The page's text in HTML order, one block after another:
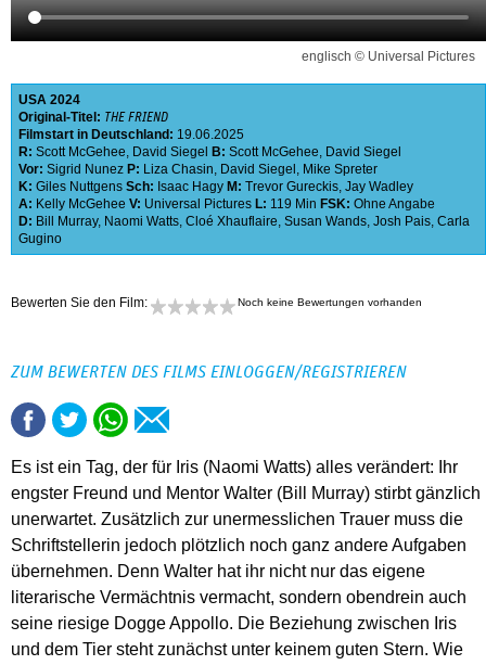
englisch © Universal Pictures
USA 2024
Original-Titel: THE FRIEND
Filmstart in Deutschland: 19.06.2025
R: Scott McGehee, David Siegel B: Scott McGehee, David Siegel
Vor: Sigrid Nunez P: Liza Chasin, David Siegel , Mike Spreter
K: Giles Nuttgens Sch: Isaac Hagy M: Trevor Gureckis, Jay Wadley
A: Kelly McGehee V: Universal Pictures L: 119 Min FSK: Ohne Angabe
D: Bill Murray, Naomi Watts, Cloé Xhauflaire, Susan Wands, Josh Pais, Carla
Gugino
Bewerten Sie den Film: Noch keine Bewertungen vorhanden
ZUM BEWERTEN DES FILMS EINLOGGEN/REGISTRIEREN
Es ist ein Tag, der für Iris (Naomi Watts) alles verändert: Ihr
engster Freund und Mentor Walter (Bill Murray) stirbt gänzlich
unerwartet. Zusätzlich zur unermesslichen Trauer muss die
Schriftstellerin jedoch plötzlich noch ganz andere Aufgaben
übernehmen. Denn Walter hat ihr nicht nur das eigene
literarische Vermächtnis vermacht, sondern obendrein auch
seine riesige Dogge Appollo. Die Beziehung zwischen Iris
und dem Tier steht zunächst unter keinem guten Stern. Wie